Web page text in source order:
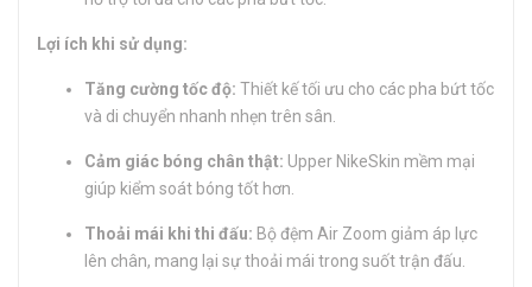
Lợi ích khi sử dụng:
Tăng cường tốc độ: Thiết kế tối ưu cho các pha bứt tốc
và di chuyển nhanh nhẹn trên sân.
Cảm giác bóng chân thật: Upper NikeSkin mềm mại
giúp kiểm soát bóng tốt hơn.
Thoải mái khi thi đấu: Bộ đệm Air Zoom giảm áp lực
lên chân, mang lại sự thoải mái trong suốt trận đấu.